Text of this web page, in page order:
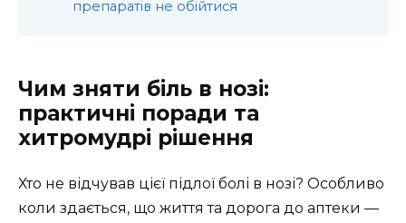
препаратів не обійтися
Чим зняти біль в нозі:
практичні поради та
хитромудрі рішення
Хто не відчував цієї підлої болі в нозі? Особливо
коли здається, що життя та дорога до аптеки —